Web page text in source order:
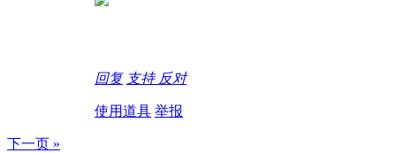
回复 支持 反对
使用道具 举报
下一页 »